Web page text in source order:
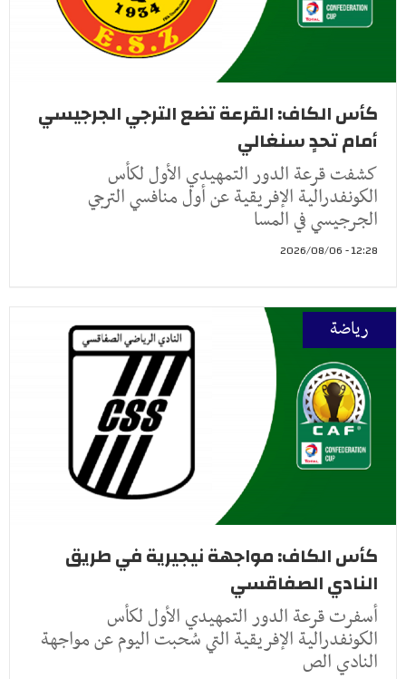
كأس الكاف: القرعة تضع الترجي الجرجيسي
أمام تحدٍ سنغالي
كشفت قرعة الدور التمهيدي الأول لكأس
الكونفدرالية الإفريقية عن أول منافسي الترجي
الجرجيسي في المسا
12:28 - 2026/08/06
رياضة
كأس الكاف: مواجهة نيجيرية في طريق
النادي الصفاقسي
أسفرت قرعة الدور التمهيدي الأول لكأس
الكونفدرالية الإفريقية التي سُحبت اليوم عن مواجهة
النادي الص